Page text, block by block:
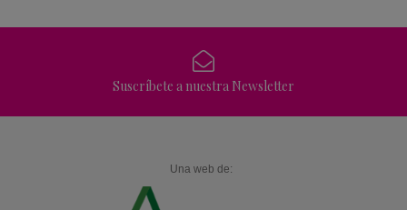
Suscríbete a nuestra Newsletter
Una web de: